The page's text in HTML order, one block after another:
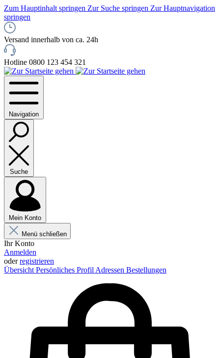
Zum Hauptinhalt springen Zur Suche springen Zur Hauptnavigation
springen
Versand innerhalb von ca. 24h
Hotline 0800 123 454 321
Navigation
Suche
Mein Konto
Menü schließen
Ihr Konto
Anmelden
oderregistrieren
Übersicht Persönliches Profil Adressen Bestellungen